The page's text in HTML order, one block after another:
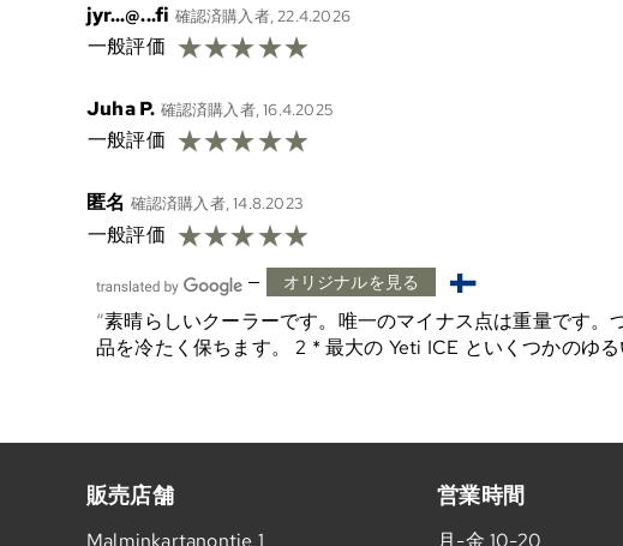
jyr...@...fi 確認済購入者, 22.4.2026
一般評価 ☆☆☆☆☆
Juha P. 確認済購入者, 16.4.2025
一般評価 ☆☆☆☆☆
匿名 確認済購入者, 14.8.2023
一般評価 ☆☆☆☆☆
— オリジナルを見る
素晴らしいクーラーです。唯一のマイナス点は重量です
品を冷たく保ちます。 2 * 最大の Yeti ICE といくつかのゆ
販売店舗
Malminkartanontie 1
営業時間
月-金 10-20